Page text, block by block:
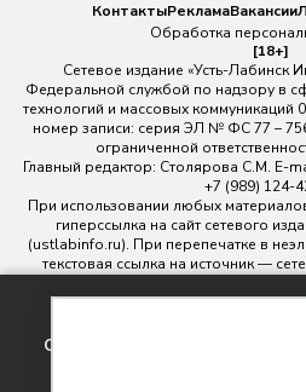
соглашаетесь с
КонтактыРекламаВакансии
Обработка
[18+]
Сетевое издание «Усть-Лабинск
Федеральной службой по надзору в
технологий и массовых коммуникаций
номер записи: серия ЭЛ № ФС 77 –
ограниченной
Главный редактор: Столярова С.М. E-
+7 (989) 124-
При использовании любых
гиперссылка на сайт сетевого
(ustlabinfo.ru). При перепечатке в
текстовая ссылка на источник —
Использование фото- и